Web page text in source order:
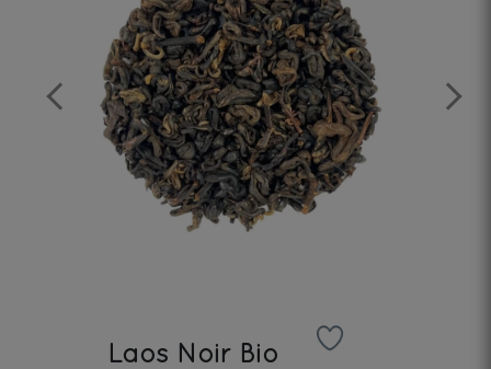
Previous Next
Laos Noir Bio